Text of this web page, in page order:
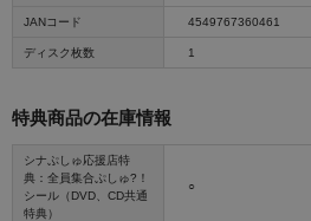
JANコード 4549767360461
ディスク枚数 1
特典商品の在庫情報
シナぷしゅ応援店特
典：全員集合ぷしゅ?！
シール（DVD、CD共通
特典）
○